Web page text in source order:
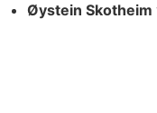
Øystein Skotheim